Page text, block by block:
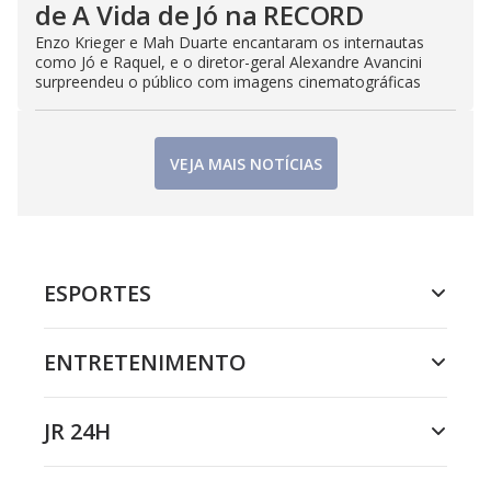
de A Vida de Jó na RECORD
Enzo Krieger e Mah Duarte encantaram os internautas
como Jó e Raquel, e o diretor-geral Alexandre Avancini
surpreendeu o público com imagens cinematográficas
VEJA MAIS NOTÍCIAS
ESPORTES
ENTRETENIMENTO
JR 24H